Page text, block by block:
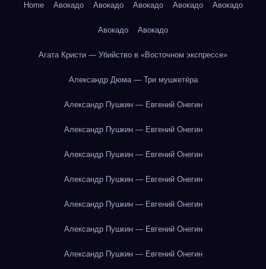
Home Авокадо Авокадо Авокадо Авокадо Авокадо
Авокадо Авокадо
Агата Кристи — Убийство в «Восточном экспрессе»
Александр Дюма — Три мушкетёра
Александр Пушкин — Евгений Онегин
Александр Пушкин — Евгений Онегин
Александр Пушкин — Евгений Онегин
Александр Пушкин — Евгений Онегин
Александр Пушкин — Евгений Онегин
Александр Пушкин — Евгений Онегин
Александр Пушкин — Евгений Онегин